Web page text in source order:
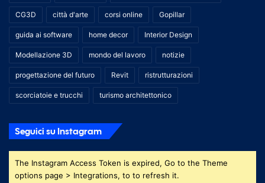
CG3D città d'arte corsi online Gopillar
guida ai software home decor Interior Design
Modellazione 3D mondo del lavoro notizie
progettazione del futuro Revit ristrutturazioni
scorciatoie e trucchi turismo architettonico
Seguici su Instagram
The Instagram Access Token is expired, Go to the Theme
options page > Integrations, to to refresh it.